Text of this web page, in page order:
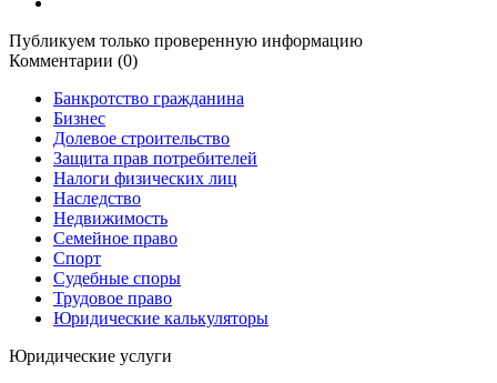
Публикуем только проверенную информацию
Комментарии (0)
Банкротство гражданина
Бизнес
Долевое строительство
Защита прав потребителей
Налоги физических лиц
Наследство
Недвижимость
Семейное право
Спорт
Судебные споры
Трудовое право
Юридические калькуляторы
Юридические услуги